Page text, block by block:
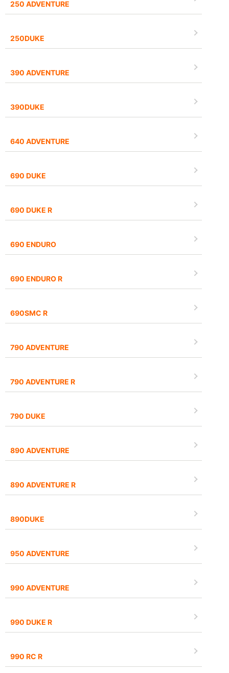
250 ADVENTURE
250DUKE
390 ADVENTURE
390DUKE
640 ADVENTURE
690 DUKE
690 DUKE R
690 ENDURO
690 ENDURO R
690SMC R
790 ADVENTURE
790 ADVENTURE R
790 DUKE
890 ADVENTURE
890 ADVENTURE R
890DUKE
950 ADVENTURE
990 ADVENTURE
990 DUKE R
990 RC R